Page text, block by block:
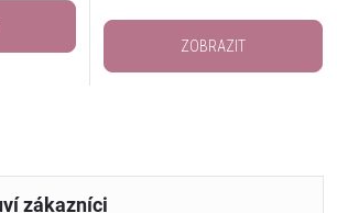
ZOBRAZIT